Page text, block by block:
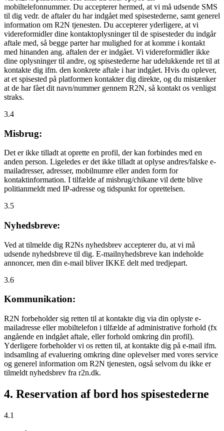
mobiltelefonnummer. Du accepterer hermed, at vi må udsende SMS
til dig vedr. de aftaler du har indgået med spisestederne, samt generel
information om R2N tjenesten. Du accepterer yderligere, at vi
videreformidler dine kontaktoplysninger til de spisesteder du indgår
aftale med, så begge parter har mulighed for at komme i kontakt
med hinanden ang. aftalen der er indgået. Vi videreformidler ikke
dine oplysninger til andre, og spisestederne har udelukkende ret til at
kontakte dig ifm. den konkrete aftale i har indgået. Hvis du oplever,
at et spisested på platformen kontakter dig direkte, og du mistænker
at de har fået dit navn/nummer gennem R2N, så kontakt os venligst
straks.
3.4
Misbrug:
Det er ikke tilladt at oprette en profil, der kan forbindes med en
anden person. Ligeledes er det ikke tilladt at oplyse andres/falske e-
mailadresser, adresser, mobilnumre eller anden form for
kontaktinformation. I tilfælde af misbrug/chikane vil dette blive
politianmeldt med IP-adresse og tidspunkt for oprettelsen.
3.5
Nyhedsbreve:
Ved at tilmelde dig R2Ns nyhedsbrev accepterer du, at vi må
udsende nyhedsbreve til dig. E-mailnyhedsbreve kan indeholde
annoncer, men din e-mail bliver IKKE delt med tredjepart.
3.6
Kommunikation:
R2N forbeholder sig retten til at kontakte dig via din oplyste e-
mailadresse eller mobiltelefon i tilfælde af administrative forhold (fx
angående en indgået aftale, eller forhold omkring din profil).
Yderligere forbeholder vi os retten til, at kontakte dig på e-mail ifm.
indsamling af evaluering omkring dine oplevelser med vores service
og generel information om R2N tjenesten, også selvom du ikke er
tilmeldt nyhedsbrev fra r2n.dk.
4. Reservation af bord hos spisestederne
4.1